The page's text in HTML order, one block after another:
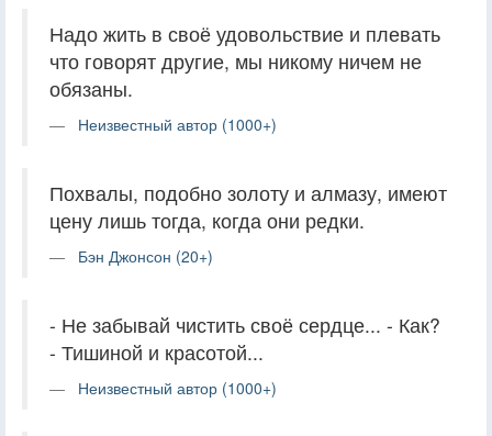
Надо жить в своё удовольствие и плевать
что говорят другие, мы никому ничем не
обязаны.
Неизвестный автор (1000+)
Похвалы, подобно золоту и алмазу, имеют
цену лишь тогда, когда они редки.
Бэн Джонсон (20+)
- Не забывай чистить своё сердце... - Как?
- Тишиной и красотой...
Неизвестный автор (1000+)